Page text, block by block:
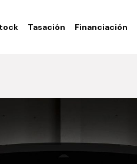
Tasación Financiación